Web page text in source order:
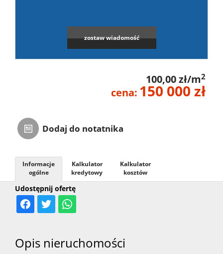
zostaw wiadomość
100,00 zł/m2
cena: 150 000 zł
Dodaj do notatnika
Udostępnij ofertę
Informacje
ogólne
Kalkulator
kredytowy
Kalkulator
kosztów
Opis nieruchomości